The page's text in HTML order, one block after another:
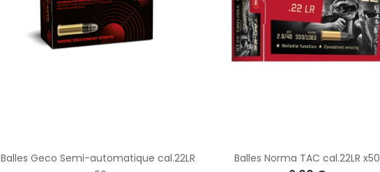
Balles Geco Semi-automatique cal.22LR
Balles Norma TAC cal.22LR x50